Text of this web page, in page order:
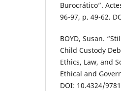
Burocrático”.
96-97, p. 49-62.
BOYD, Susan.
Child Custody
Ethics, Law, and
Ethical and
DOI: 10.4324/